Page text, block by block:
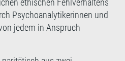
ethischen Fehlverhaltens
Psychoanalytikerinnen und
jedem in Anspruch